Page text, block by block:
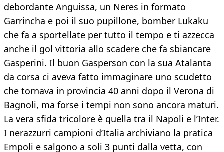
debordante Anguissa, un Neres in formato
Garrincha e poi il suo pupillone, bomber Lukaku
che fa a sportellate per tutto il tempo e ti azzecca
anche il gol vittoria allo scadere che fa sbiancare
Gasperini. Il buon Gasperson con la sua Atalanta
da corsa ci aveva fatto immaginare uno scudetto
che tornava in provincia 40 anni dopo il Verona di
Bagnoli, ma forse i tempi non sono ancora maturi.
La vera sfida tricolore è quella tra il Napoli e l’Inter.
I nerazzurri campioni d’Italia archiviano la pratica
Empoli e salgono a soli 3 punti dalla vetta, con